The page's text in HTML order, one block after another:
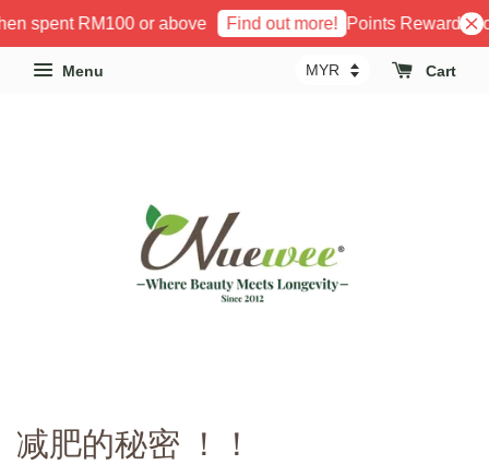
spent RM100 or above Find out more! Points Reward
Menu Cart
减肥的秘密 ！！